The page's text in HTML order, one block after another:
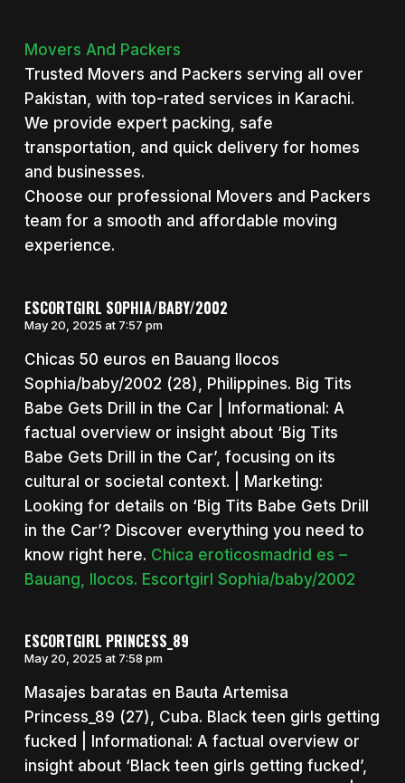
Movers And Packers
Trusted Movers and Packers serving all over
Pakistan, with top-rated services in Karachi.
We provide expert packing, safe
transportation, and quick delivery for homes
and businesses.
Choose our professional Movers and Packers
team for a smooth and affordable moving
experience.
ESCORTGIRL SOPHIA/BABY/2002
May 20, 2025 at 7:57 pm
Chicas 50 euros en Bauang Ilocos
Sophia/baby/2002 (28), Philippines. Big Tits
Babe Gets Drill in the Car | Informational: A
factual overview or insight about ‘Big Tits
Babe Gets Drill in the Car’, focusing on its
cultural or societal context. | Marketing:
Looking for details on ‘Big Tits Babe Gets Drill
in the Car’? Discover everything you need to
know right here. Chica eroticosmadrid es –
Bauang, Ilocos. Escortgirl Sophia/baby/2002
ESCORTGIRL PRINCESS_89
May 20, 2025 at 7:58 pm
Masajes baratas en Bauta Artemisa
Princess_89 (27), Cuba. Black teen girls getting
fucked | Informational: A factual overview or
insight about ‘Black teen girls getting fucked’,